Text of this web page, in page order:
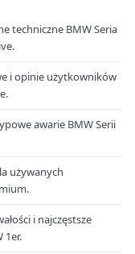
techniczne BMW Seria
i opinie użytkowników
awarie BMW Serii
używanych
i najczęstsze
1er.